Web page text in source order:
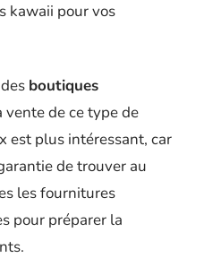
kawaii pour vos
boutiques
vente de ce type de
est plus intéressant, car
de trouver au
les fournitures
pour préparer la